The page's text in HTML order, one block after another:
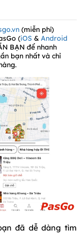
(miễn phí)
(iOS & Android
BẠN để nhanh
bạn nhất và chỉ
đã dễ dàng tìm